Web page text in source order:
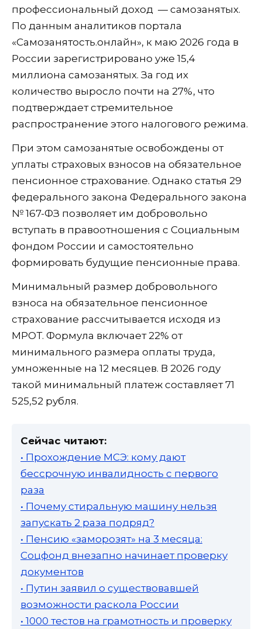
профессиональный доход — самозанятых.
По данным аналитиков портала
«Самозанятость.онлайн», к маю 2026 года в
России зарегистрировано уже 15,4
миллиона самозанятых. За год их
количество выросло почти на 27%, что
подтверждает стремительное
распространение этого налогового режима.
При этом самозанятые освобождены от
уплаты страховых взносов на обязательное
пенсионное страхование. Однако статья 29
федерального закона Федерального закона
№ 167-ФЗ позволяет им добровольно
вступать в правоотношения с Социальным
фондом России и самостоятельно
формировать будущие пенсионные права.
Минимальный размер добровольного
взноса на обязательное пенсионное
страхование рассчитывается исходя из
МРОТ. Формула включает 22% от
минимального размера оплаты труда,
умноженные на 12 месяцев. В 2026 году
такой минимальный платеж составляет 71
525,52 рубля.
Сейчас читают:
• Прохождение МСЭ: кому дают
бессрочную инвалидность с первого
раза
• Почему стиральную машину нельзя
запускать 2 раза подряд?
• Пенсию «заморозят» на 3 месяца:
Соцфонд внезапно начинает проверку
документов
• Путин заявил о существовавшей
возможности раскола России
• 1000 тестов на грамотность и проверку